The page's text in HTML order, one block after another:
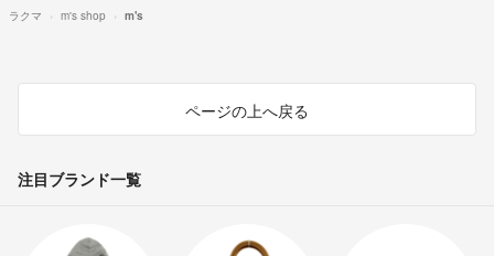
ラクマ m's shop m's
ページの上へ戻る
注目ブランド一覧